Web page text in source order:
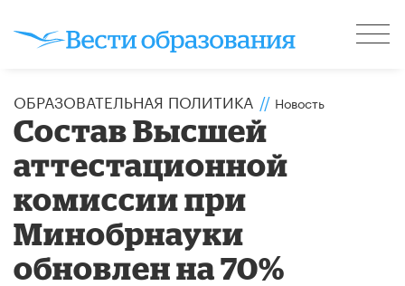
ОБРАЗОВАТЕЛЬНАЯ ПОЛИТИКА // Новость
Состав Высшей
аттестационной
комиссии при
Минобрнауки
обновлен на 70%